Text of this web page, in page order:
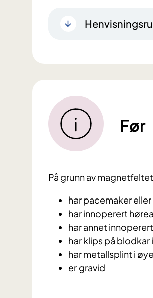
Før
På grunn av
har pacemaker
har innoperert
har annet
har klips på blodkar
har metallsplint i øye
er gravid